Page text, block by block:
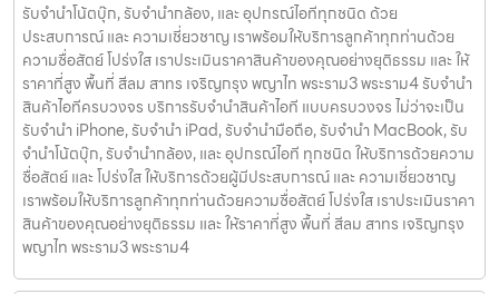
รับจำนำโน้ตบุ๊ก, รับจำนำกล้อง, และ อุปกรณ์ไอทีทุกชนิด ด้วย
ประสบการณ์ และ ความเชี่ยวชาญ เราพร้อมให้บริการลูกค้าทุกท่านด้วย
ความซื่อสัตย์ โปร่งใส เราประเมินราคาสินค้าของคุณอย่างยุติธรรม และ ให้
ราคาที่สูง พื้นที่ สีลม สาทร เจริญกรุง พญาไท พระราม3 พระราม4 รับจำนำ
สินค้าไอทีครบวงจร บริการรับจำนำสินค้าไอที แบบครบวงจร ไม่ว่าจะเป็น
รับจำนำ iPhone, รับจำนำ iPad, รับจำนำมือถือ, รับจำนำ MacBook, รับ
จำนำโน้ตบุ๊ก, รับจำนำกล้อง, และ อุปกรณ์ไอที ทุกชนิด ให้บริการด้วยความ
ซื่อสัตย์ และ โปร่งใส ให้บริการด้วยผู้มีประสบการณ์ และ ความเชี่ยวชาญ
เราพร้อมให้บริการลูกค้าทุกท่านด้วยความซื่อสัตย์ โปร่งใส เราประเมินราคา
สินค้าของคุณอย่างยุติธรรม และ ให้ราคาที่สูง พื้นที่ สีลม สาทร เจริญกรุง
พญาไท พระราม3 พระราม4